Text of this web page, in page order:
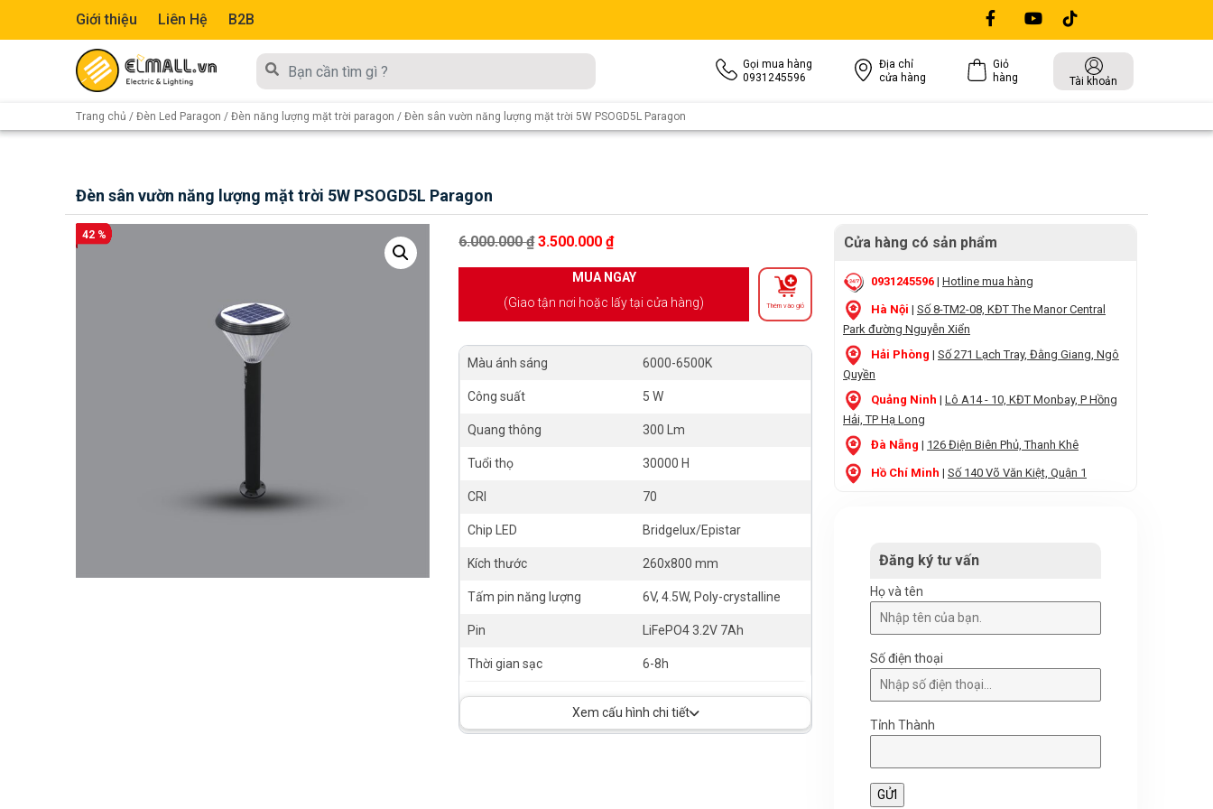
Giới thiệu Liên Hệ B2B
Gọi mua hàng
0931245596
Địa chỉ
cửa hàng
Giỏ
hàng
Tài khoản
Trang chủ / Đèn Led Paragon / Đèn năng lượng mặt trời paragon / Đèn sân vườn năng lượng mặt trời 5W PSOGD5L Paragon
Đèn sân vườn năng lượng mặt trời 5W PSOGD5L Paragon
42 % 6.000.000₫Giá gốc là: 6.000.000 ₫.
3.500.000₫Giá hiện tại là: 3.500.000 ₫.
MUA NGAY
(Giao tận nơi hoặc lấy tại cửa hàng)
Thêm vào giỏ
Màu ánh sáng 6000-6500K
Công suất 5 W
Quang thông 300 Lm
Tuổi thọ 30000 H
CRI 70
Chip LED Bridgelux/Epistar
Kích thước 260x800 mm
Tấm pin năng lượng 6V, 4.5W, Poly-crystalline
Pin LiFePO4 3.2V 7Ah
Thời gian sạc 6-8h
Xem cấu hình chi tiết
Cửa hàng có sản phẩm
0931245596 | Hotline mua hàng
Hà Nội | Số 8-TM2-08, KĐT The Manor Central
Park đường Nguyễn Xiển
Hải Phòng | Số 271 Lạch Tray, Đằng Giang, Ngô
Quyền
Quảng Ninh | Lô A14 - 10, KĐT Monbay, P Hồng
Hải, TP Hạ Long
Đà Nẵng | 126 Điện Biên Phủ, Thanh Khê
Hồ Chí Minh | Số 140 Võ Văn Kiệt, Quận 1
Đăng ký tư vấn
Họ và tên
Số điện thoại
Tỉnh Thành